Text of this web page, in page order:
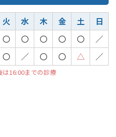
火 水 木 金 土
日
〇 〇 〇 〇 〇
／
〇 ／ 〇 〇 △ ／
16:00までの診療